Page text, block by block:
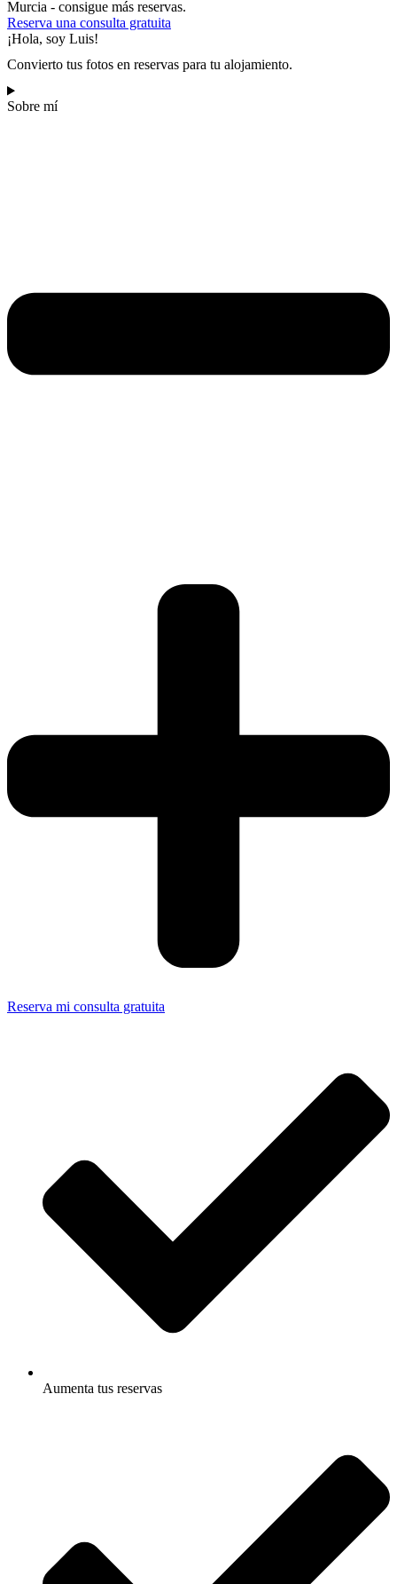
Murcia - consigue más reservas.
Reserva una consulta gratuita
¡Hola, soy Luis!
Convierto tus fotos en reservas para tu alojamiento.
Sobre mí
Reserva mi consulta gratuita
Aumenta tus reservas